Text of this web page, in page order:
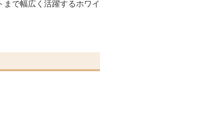
で幅広く活躍するホワイ